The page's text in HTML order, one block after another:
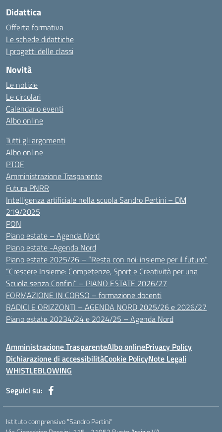
Didattica
Offerta formativa
Le schede didattiche
I progetti delle classi
Novità
Le notizie
Le circolari
Calendario eventi
Albo online
Tutti gli argomenti
Albo online
PTOF
Amministrazione Trasparente
Futura PNRR
Intelligenza artificiale nella scuola Sandro Pertini – DM
219/2025
PON
Piano estate – Agenda Nord
Piano estate -Agenda Nord
Piano estate 2025/26 – “Resta con noi: insieme per il futuro”
“Crescere Insieme: Competenze, Sport e Creatività per una
Scuola senza Confini” – PIANO ESTATE 2026/27
FORMAZIONE IN CORSO – formazione docenti
RADICI E ORIZZONTI – AGENDA NORD 2025/26 e 2026/27
Piano estate 20234/24 e 2024/25 – Agenda Nord
Amministrazione TrasparenteAlbo onlinePrivacy Policy
Dichiarazione di accessibilitàCookie PolicyNote Legali
WHISTLEBLOWING
Seguici su:
Istituto comprensivo "Sandro Pertini"